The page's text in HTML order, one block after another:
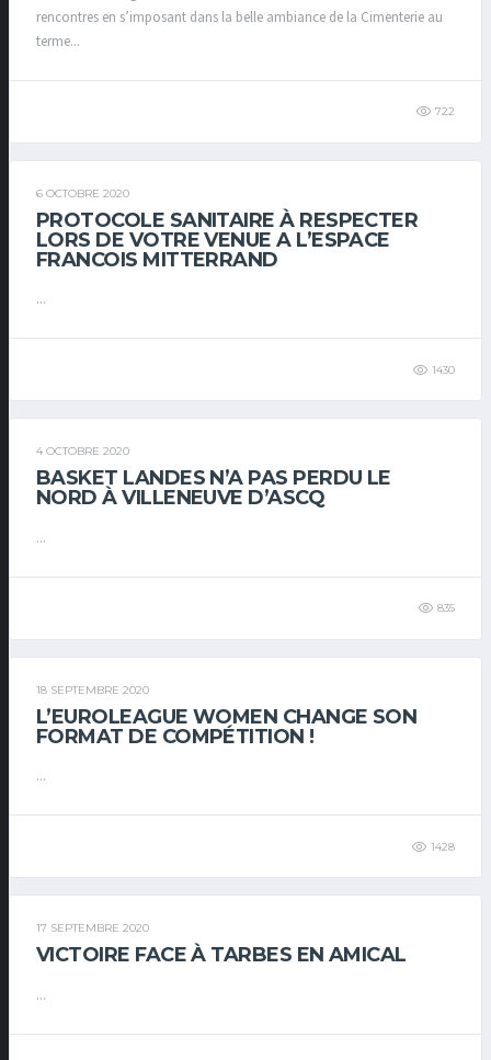
rencontres en s’imposant dans la belle ambiance de la Cimenterie au
terme...
722
6 OCTOBRE 2020
PROTOCOLE SANITAIRE À RESPECTER
LORS DE VOTRE VENUE A L’ESPACE
FRANCOIS MITTERRAND
...
1430
4 OCTOBRE 2020
BASKET LANDES N’A PAS PERDU LE
NORD À VILLENEUVE D’ASCQ
...
835
18 SEPTEMBRE 2020
L’EUROLEAGUE WOMEN CHANGE SON
FORMAT DE COMPÉTITION !
...
1428
17 SEPTEMBRE 2020
VICTOIRE FACE À TARBES EN AMICAL
...